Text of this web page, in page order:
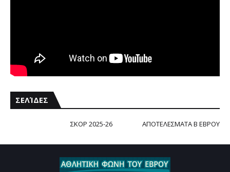
ΣΕΛΊΔΕΣ
2025-26 ΣΚΟΡ ΑΠΟΤΕΛΕΣΜΑΤΑ Β ΕΒΡΟΥ